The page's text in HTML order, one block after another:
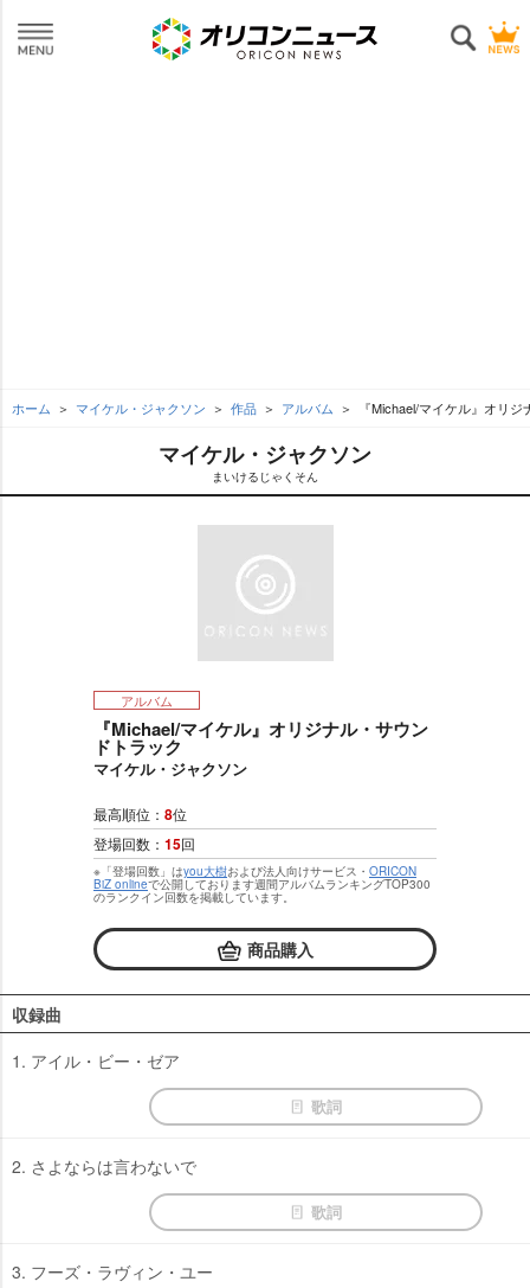
ホーム マイケル・ジャクソン 作品 アルバム 『Michael/マイケル』オリ
マイケル・ジャクソン
まいけるじゃくそん
アルバム
『Michael/マイケル』オリジナル・サウン
ドトラック
マイケル・ジャクソン
最高順位： 8位
登場回数： 15回
※「登場回数」はyou大樹および法人向けサービス・ ORICON
BiZ onlineで公開しております週間アルバムランキングTOP300
のランクイン回数を掲載しています。
商品購入
収録曲
1. アイル・ビー・ゼア
歌詞
2. さよならは言わないで
歌詞
3. フーズ・ラヴィン・ユー